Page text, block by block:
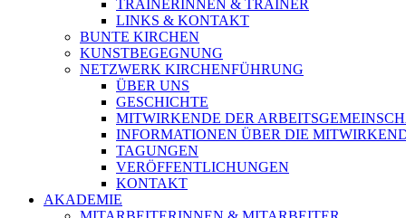
TRAINERINNEN & TRAINER
LINKS & KONTAKT
BUNTE KIRCHEN
KUNSTBEGEGNUNG
NETZWERK KIRCHENFÜHRUNG
ÜBER UNS
GESCHICHTE
MITWIRKENDE DER
INFORMATIONEN ÜBER DIE
TAGUNGEN
VERÖFFENTLICHUNGEN
KONTAKT
AKADEMIE